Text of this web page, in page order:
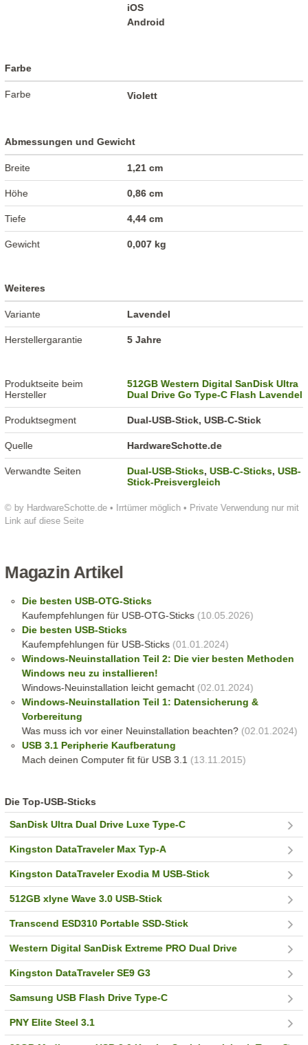
© by HardwareSchotte.de • Irrtümer möglich • Private Verwendung nur mit
Link auf diese Seite
iOS
Android
Farbe
Farbe Violett
Abmessungen und Gewicht
Breite 1,21 cm
Höhe 0,86 cm
Tiefe 4,44 cm
Gewicht 0,007 kg
Weiteres
Variante Lavendel
Herstellergarantie 5 Jahre
Produktseite beim
Hersteller
512GB Western Digital SanDisk Ultra
Dual Drive Go Type-C Flash Lavendel
Produktsegment Dual-USB-Stick, USB-C-Stick
Quelle HardwareSchotte.de
Verwandte Seiten Dual-USB-Sticks,USB-C-Sticks,USB-
Stick-Preisvergleich
Magazin Artikel
Die besten USB-OTG-Sticks
Kaufempfehlungen für USB-OTG-Sticks(10.05.2026)
Die besten USB-Sticks
Kaufempfehlungen für USB-Sticks(01.01.2024)
Windows-Neuinstallation Teil 2: Die vier besten Methoden
Windows neu zu installieren!
Windows-Neuinstallation leicht gemacht(02.01.2024)
Windows-Neuinstallation Teil 1: Datensicherung &
Vorbereitung
Was muss ich vor einer Neuinstallation beachten?(02.01.2024)
USB 3.1 Peripherie Kaufberatung
Mach deinen Computer fit für USB 3.1 (13.11.2015)
Die Top-USB-Sticks
SanDisk Ultra Dual Drive Luxe Type-C
Kingston DataTraveler Max Typ-A
Kingston DataTraveler Exodia M USB-Stick
512GB xlyne Wave 3.0 USB-Stick
Transcend ESD310 Portable SSD-Stick
Western Digital SanDisk Extreme PRO Dual Drive
Kingston DataTraveler SE9 G3
Samsung USB Flash Drive Type-C
PNY Elite Steel 3.1